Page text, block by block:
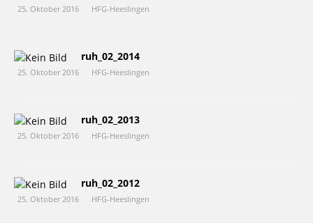
25. Oktober 2016 HFG-Heeslingen
ruh_02_2014
25. Oktober 2016 HFG-Heeslingen
ruh_02_2013
25. Oktober 2016 HFG-Heeslingen
ruh_02_2012
25. Oktober 2016 HFG-Heeslingen